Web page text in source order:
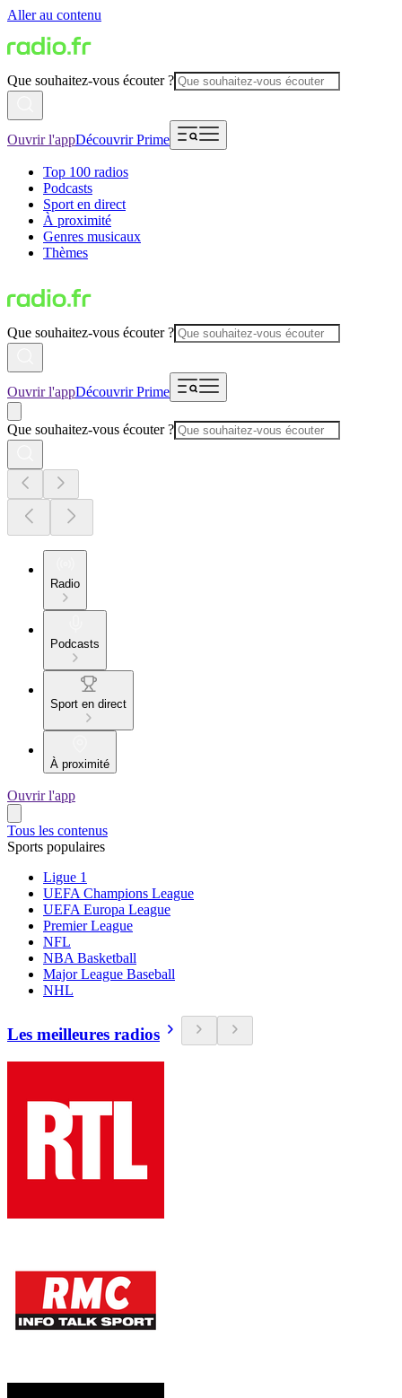
Aller au contenu
Que souhaitez-vous écouter ?
Ouvrir l'appDécouvrir Prime
Top 100 radios
Podcasts
Sport en direct
À proximité
Genres musicaux
Thèmes
Que souhaitez-vous écouter ?
Ouvrir l'appDécouvrir Prime
Que souhaitez-vous écouter ?
Radio
Podcasts
Sport en direct
À proximité
Ouvrir l'app
Tous les contenus
Sports populaires
Ligue 1
UEFA Champions League
UEFA Europa League
Premier League
NFL
NBA Basketball
Major League Baseball
NHL
Les meilleures radios